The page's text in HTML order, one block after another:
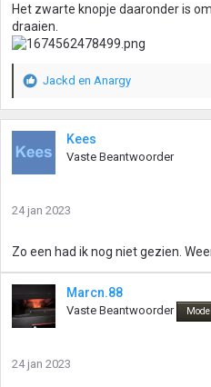
e
n
:
Het zwarte knopje daaronder is
draaien.
W
a
d
n
e
:
Jackd en Anargy
Kees
Vaste Beantwoorder
24 jan 2023
Zo een had ik nog niet gezien.
Marcn.88
Vaste Beantwoorder
24 jan 2023